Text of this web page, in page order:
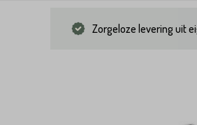
Zorgeloze levering uit